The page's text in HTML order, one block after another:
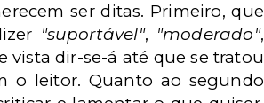
ser ditas. Primeiro, que
"suportável", "moderado",
vista dir-se-á até que se tratou
o leitor. Quanto ao segundo